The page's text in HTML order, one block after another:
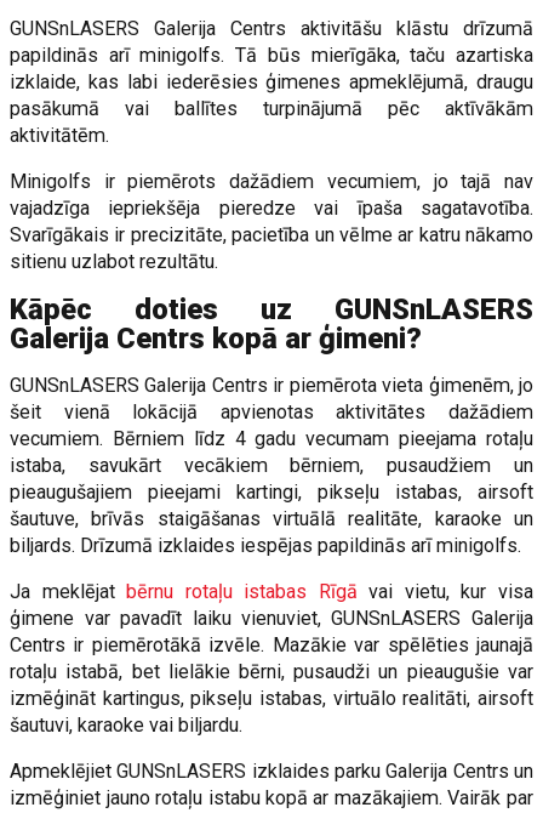
GUNSnLASERS Galerija Centrs aktivitāšu klāstu drīzumā
papildinās arī minigolfs. Tā būs mierīgāka, taču azartiska
izklaide, kas labi iederēsies ģimenes apmeklējumā, draugu
pasākumā vai ballītes turpinājumā pēc aktīvākām
aktivitātēm.
Minigolfs ir piemērots dažādiem vecumiem, jo tajā nav
vajadzīga iepriekšēja pieredze vai īpaša sagatavotība.
Svarīgākais ir precizitāte, pacietība un vēlme ar katru nākamo
sitienu uzlabot rezultātu.
Kāpēc doties uz GUNSnLASERS
Galerija Centrs kopā ar ģimeni?
GUNSnLASERS Galerija Centrs ir piemērota vieta ģimenēm, jo
šeit vienā lokācijā apvienotas aktivitātes dažādiem
vecumiem. Bērniem līdz 4 gadu vecumam pieejama rotaļu
istaba, savukārt vecākiem bērniem, pusaudžiem un
pieaugušajiem pieejami kartingi, pikseļu istabas, airsoft
šautuve, brīvās staigāšanas virtuālā realitāte, karaoke un
biljards. Drīzumā izklaides iespējas papildinās arī minigolfs.
Ja meklējatbērnu rotaļu istabas Rīgāvai vietu, kur visa
ģimene var pavadīt laiku vienuviet, GUNSnLASERS Galerija
Centrs ir piemērotākā izvēle. Mazākie var spēlēties jaunajā
rotaļu istabā, bet lielākie bērni, pusaudži un pieaugušie var
izmēģināt kartingus, pikseļu istabas, virtuālo realitāti, airsoft
šautuvi, karaoke vai biljardu.
Apmeklējiet GUNSnLASERS izklaides parku Galerija Centrs un
izmēģiniet jauno rotaļu istabu kopā ar mazākajiem. Vairāk par